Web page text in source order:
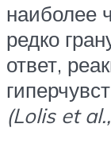
наиболее
редко
ответ,
(Lolis et